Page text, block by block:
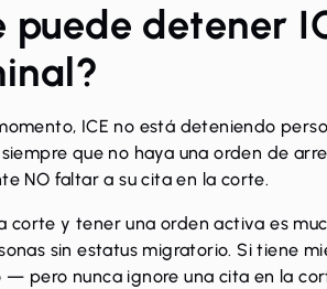
puede detener
ICE no está deteniendo
siempre que no haya una orden de
NO faltar a su cita en la corte.
corte y tener una orden activa es
sin estatus migratorio. Si tiene
— pero nunca ignore una cita en la